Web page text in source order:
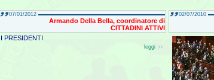
07/01/2012
Armando Della Bella, coordinatore di
CITTADINI ATTIVI
I PRESIDENTI
leggi
02/07/2010